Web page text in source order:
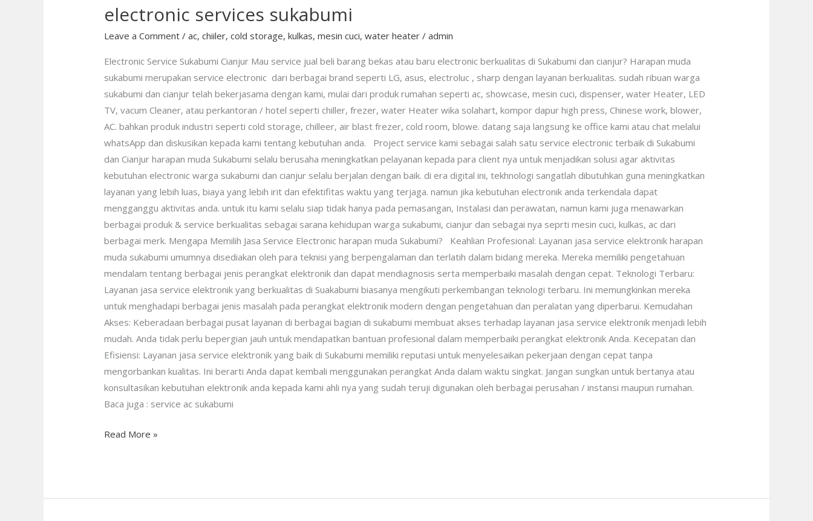
electronic services sukabumi
Leave a Comment /ac,chiiler,cold storage,kulkas,mesin cuci,water heater /admin
Electronic Service Sukabumi Cianjur Mau service jual beli barang bekas atau baru electronic berkualitas di Sukabumi dan cianjur? Harapan muda
sukabumi merupakan service electronic dari berbagai brand seperti LG, asus, electroluc , sharp dengan layanan berkualitas. sudah ribuan warga
sukabumi dan cianjur telah bekerjasama dengan kami, mulai dari produk rumahan seperti ac, showcase, mesin cuci, dispenser, water Heater, LED
TV, vacum Cleaner, atau perkantoran / hotel seperti chiller, frezer, water Heater wika solahart, kompor dapur high press, Chinese work, blower,
AC. bahkan produk industri seperti cold storage, chilleer, air blast frezer, cold room, blowe. datang saja langsung ke office kami atau chat melalui
whatsApp dan diskusikan kepada kami tentang kebutuhan anda. Project service kami sebagai salah satu service electronic terbaik di Sukabumi
dan Cianjur harapan muda Sukabumi selalu berusaha meningkatkan pelayanan kepada para client nya untuk menjadikan solusi agar aktivitas
kebutuhan electronic warga sukabumi dan cianjur selalu berjalan dengan baik. di era digital ini, tekhnologi sangatlah dibutuhkan guna meningkatkan
layanan yang lebih luas, biaya yang lebih irit dan efektifitas waktu yang terjaga. namun jika kebutuhan electronik anda terkendala dapat
mengganggu aktivitas anda. untuk itu kami selalu siap tidak hanya pada pemasangan, Instalasi dan perawatan, namun kami juga menawarkan
berbagai produk & service berkualitas sebagai sarana kehidupan warga sukabumi, cianjur dan sebagai nya seprti mesin cuci, kulkas, ac dari
berbagai merk. Mengapa Memilih Jasa Service Electronic harapan muda Sukabumi? Keahlian Profesional: Layanan jasa service elektronik harapan
muda sukabumi umumnya disediakan oleh para teknisi yang berpengalaman dan terlatih dalam bidang mereka. Mereka memiliki pengetahuan
mendalam tentang berbagai jenis perangkat elektronik dan dapat mendiagnosis serta memperbaiki masalah dengan cepat. Teknologi Terbaru:
Layanan jasa service elektronik yang berkualitas di Suakabumi biasanya mengikuti perkembangan teknologi terbaru. Ini memungkinkan mereka
untuk menghadapi berbagai jenis masalah pada perangkat elektronik modern dengan pengetahuan dan peralatan yang diperbarui. Kemudahan
Akses: Keberadaan berbagai pusat layanan di berbagai bagian di sukabumi membuat akses terhadap layanan jasa service elektronik menjadi lebih
mudah. Anda tidak perlu bepergian jauh untuk mendapatkan bantuan profesional dalam memperbaiki perangkat elektronik Anda. Kecepatan dan
Efisiensi: Layanan jasa service elektronik yang baik di Sukabumi memiliki reputasi untuk menyelesaikan pekerjaan dengan cepat tanpa
mengorbankan kualitas. Ini berarti Anda dapat kembali menggunakan perangkat Anda dalam waktu singkat. Jangan sungkan untuk bertanya atau
konsultasikan kebutuhan elektronik anda kepada kami ahli nya yang sudah teruji digunakan oleh berbagai perusahan / instansi maupun rumahan.
Baca juga : service ac sukabumi
electronic
sukabumi
Read More »